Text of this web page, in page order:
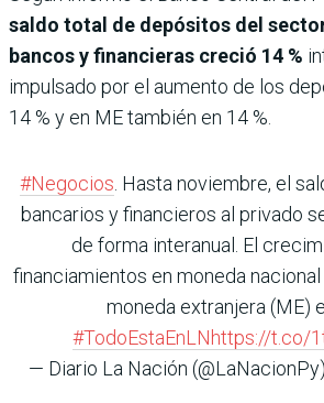
saldo total de depósitos del
bancos y financieras creció 14 %
impulsado por el aumento de los
14 % y en ME también en 14 %.
#Negocios . Hasta noviembre, el
bancarios y financieros al privado
de forma interanual. El
financiamientos en moneda
moneda extranjera (ME)
#TodoEstaEnLNhttps://t.co/
— Diario La Nación (@LaNacionPy)